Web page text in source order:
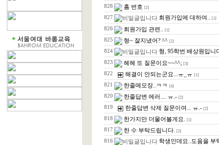
828 흠 번호 [2]
827 회원가입에 대하여.. [1]
826 회원가입 관련.. [1]
825 형~ 잘지냈어? ^^ [2]
824 형, 95학번 배상원입니
823 헤헤 또 질문이요~~^^; [3]
822 해결이 안되는군요...ㅠ_ㅠ [1]
821 한줄메모장..ㅋㅋ [4]
820 한줄답변 에러.... ㅠ.- [2]
819 한줄답변 삭제 질문이여... ㅠ.- [2]
818 한가지만 더물어볼게요. [1]
817 한 수 부탁드립니다. [2]
816 학생인데요..도움을 부